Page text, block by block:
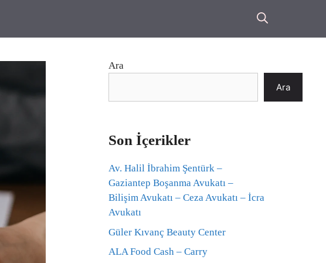
Ara
Ara
Son İçerikler
Av. Halil İbrahim Şentürk –
Gaziantep Boşanma Avukatı –
Bilişim Avukatı – Ceza Avukatı – İcra
Avukatı
Güler Kıvanç Beauty Center
ALA Food Cash – Carry